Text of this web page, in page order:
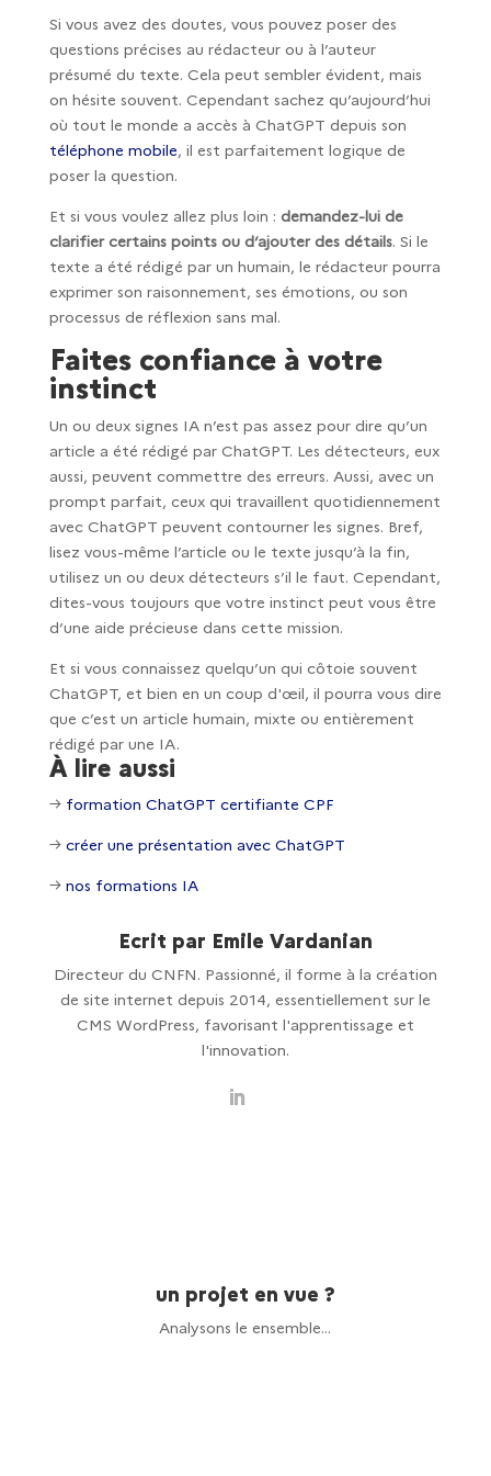
Si vous avez des doutes, vous pouvez poser des
questions précises au rédacteur ou à l’auteur
présumé du texte. Cela peut sembler évident, mais
on hésite souvent. Cependant sachez qu’aujourd’hui
où tout le monde a accès à ChatGPT depuis son
téléphone mobile, il est parfaitement logique de
poser la question.
Et si vous voulez allez plus loin : demandez-lui de
clarifier certains points ou d’ajouter des détails. Si le
texte a été rédigé par un humain, le rédacteur pourra
exprimer son raisonnement, ses émotions, ou son
processus de réflexion sans mal.
Faites confiance à votre
instinct
Un ou deux signes IA n’est pas assez pour dire qu’un
article a été rédigé par ChatGPT. Les détecteurs, eux
aussi, peuvent commettre des erreurs. Aussi, avec un
prompt parfait, ceux qui travaillent quotidiennement
avec ChatGPT peuvent contourner les signes. Bref,
lisez vous-même l’article ou le texte jusqu’à la fin,
utilisez un ou deux détecteurs s’il le faut. Cependant,
dites-vous toujours que votre instinct peut vous être
d’une aide précieuse dans cette mission.
Et si vous connaissez quelqu’un qui côtoie souvent
ChatGPT, et bien en un coup d'œil, il pourra vous dire
que c’est un article humain, mixte ou entièrement
rédigé par une IA.
À lire aussi
→ formation ChatGPT certifiante CPF
→ créer une présentation avec ChatGPT
→ nos formations IA
Ecrit par Emile Vardanian
Directeur du CNFN. Passionné, il forme à la création
de site internet depuis 2014, essentiellement sur le
CMS WordPress, favorisant l'apprentissage et
l'innovation.
un projet en vue ?
Analysons le ensemble...